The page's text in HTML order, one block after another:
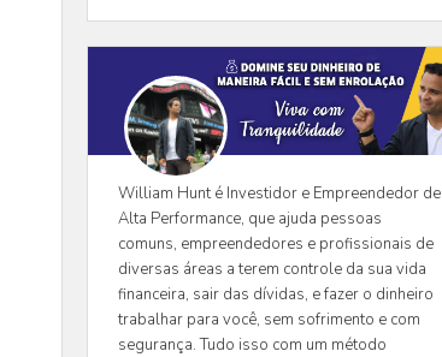
William Hunt é Investidor e Empreendedor de
Alta Performance, que ajuda pessoas
comuns, empreendedores e profissionais de
diversas áreas a terem controle da sua vida
financeira, sair das dívidas, e fazer o dinheiro
trabalhar para você, sem sofrimento e com
segurança. Tudo isso com um método